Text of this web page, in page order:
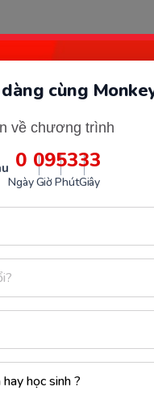
cùng
về chương trình
0
Ngày
09
Giờ
53
Phút
32
Giây